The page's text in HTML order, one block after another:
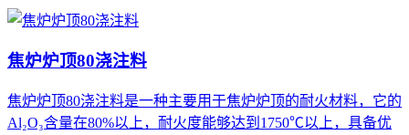
焦炉炉顶80浇注料
焦炉炉顶80浇注料是一种主要用于焦炉炉顶的耐火材料，它的
Al₂O₃含量在80%以上，耐火度能够达到1750℃以上，具备优